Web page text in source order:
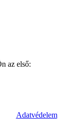
az első:
Adatvédelem